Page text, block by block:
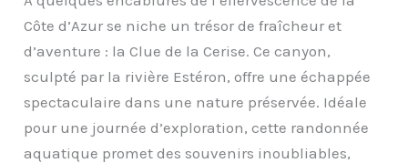
Côte d’Azur se niche un trésor de fraîcheur et
d’aventure : la Clue de la Cerise. Ce canyon,
sculpté par la rivière Estéron, offre une échappée
spectaculaire dans une nature préservée. Idéale
pour une journée d’exploration, cette randonnée
aquatique promet des souvenirs inoubliables,